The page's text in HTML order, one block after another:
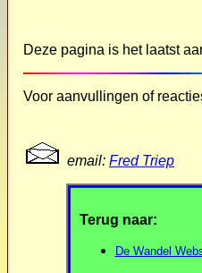
Deze pagina is het laatst
Voor aanvullingen of
email: Fred Triep
Terug naar:
De Wandel